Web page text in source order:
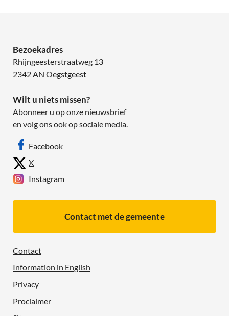
Bezoekadres
Rhijngeesterstraatweg 13
2342 AN Oegstgeest
Wilt u niets missen?
Abonneer u op onze nieuwsbrief
en volg ons ook op sociale media.
Facebook
X
Instagram
Contact met de gemeente
Contact
Information in English
Privacy
Proclaimer